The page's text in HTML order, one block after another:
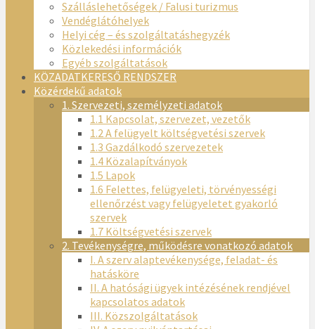
Szálláslehetőségek / Falusi turizmus
Vendéglátóhelyek
Helyi cég – és szolgáltatáshegyzék
Közlekedési információk
Egyéb szolgáltatások
KÖZADATKERESŐ RENDSZER
Közérdekű adatok
1. Szervezeti, személyzeti adatok
1.1 Kapcsolat, szervezet, vezetők
1.2 A felügyelt költségvetési szervek
1.3 Gazdálkodó szervezetek
1.4 Közalapítványok
1.5 Lapok
1.6 Felettes, felügyeleti, törvényességi
ellenőrzést vagy felügyeletet gyakorló
szervek
1.7 Költségvetési szervek
2. Tevékenységre, működésre vonatkozó adatok
I. A szerv alaptevékenysége, feladat- és
hatásköre
II. A hatósági ügyek intézésének rendjével
kapcsolatos adatok
III. Közszolgáltatások